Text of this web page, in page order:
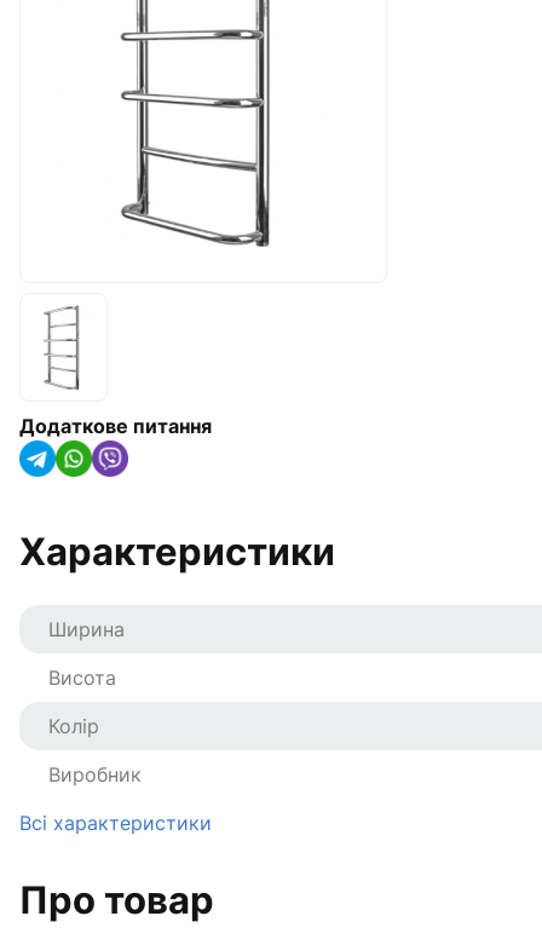
Радіатори опалення, конвектори
Обладнання для котелень
Гідроакумулятори(IMAS Італія)
Насосне обладнання
Додаткове питання
Характеристики
Ширина
Висота
Колір
Виробник
Всі характеристики
Про товар